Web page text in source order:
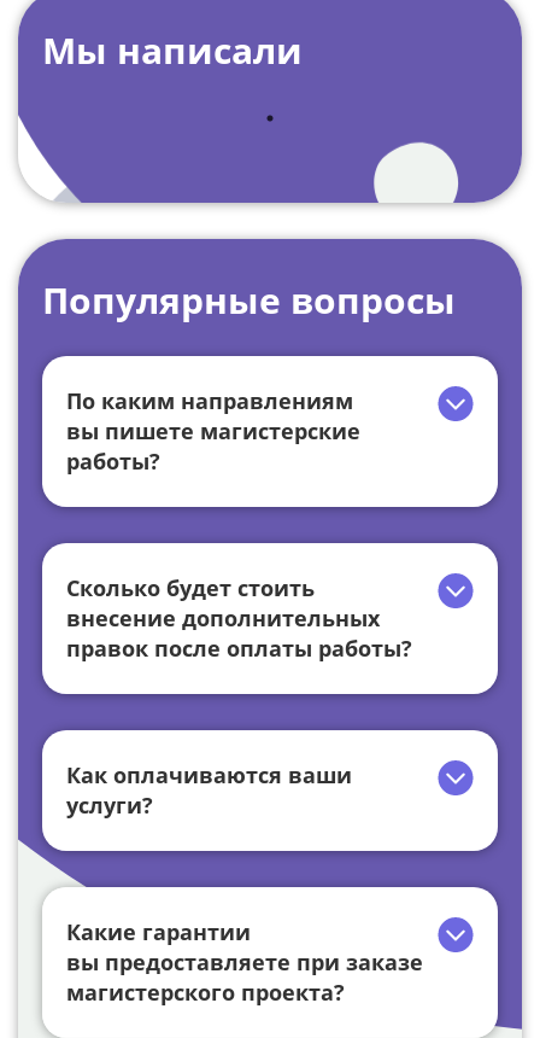
Мы написали
Популярные вопросы
По каким направлениям
вы пишете магистерские
работы?
Сколько будет стоить
внесение дополнительных
правок после оплаты работы?
Как оплачиваются ваши
услуги?
Какие гарантии
вы предоставляете при заказе
магистерского проекта?